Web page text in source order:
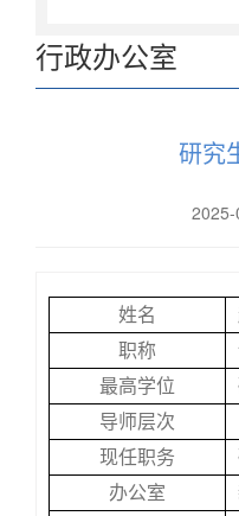
行政办公室
研究
2025-
姓名
职称
最高学位
导师层次
现任职务
办公室